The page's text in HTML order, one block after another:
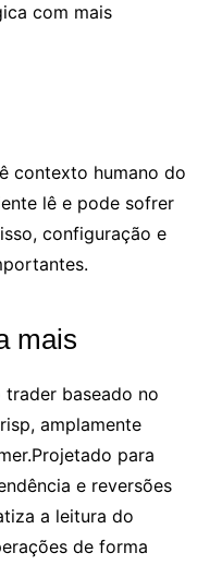
com mais
contexto humano do
lê e pode sofrer
configuração e
mais
trader baseado no
amplamente
para
e reversões
a leitura do
de forma